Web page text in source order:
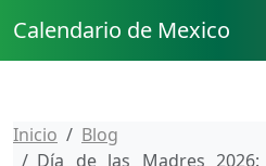
Calendario de Mexico
Inicio
Blog
Día de las Madres